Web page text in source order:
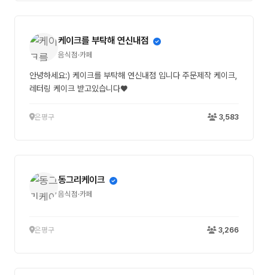
케이크를 부탁해 연신내점
음식점·카페
안녕하세요:) 케이크를 부탁해 연신내점 입니다 주문제작 케이크,
레터링 케이크 받고있습니다♥
은평구 3,583
동그리케이크
음식점·카페
은평구 3,266